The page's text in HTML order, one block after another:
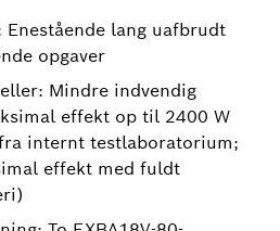
lang uafbrudt
opgaver
Mindre indvendig
effekt op til 2400 W
internt testlaboratorium;
effekt med fuldt